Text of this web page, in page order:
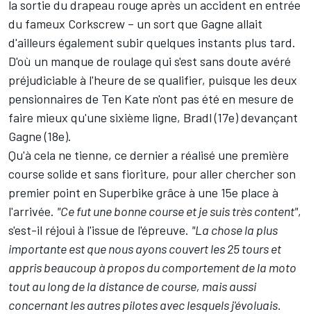
la sortie du drapeau rouge après un accident en entrée
du fameux Corkscrew – un sort que Gagne allait
d'ailleurs également subir quelques instants plus tard.
D'où un manque de roulage qui s'est sans doute avéré
préjudiciable à l'heure de se qualifier, puisque les deux
pensionnaires de Ten Kate n'ont pas été en mesure de
faire mieux qu'une sixième ligne, Bradl (17e) devançant
Gagne (18e).
Qu'à cela ne tienne, ce dernier a réalisé une première
course solide et sans fioriture, pour aller chercher son
premier point en Superbike grâce à une 15e place à
l'arrivée. "Ce fut une bonne course et je suis très content",
s'est-il réjoui à l'issue de l'épreuve. "La chose la plus
importante est que nous ayons couvert les 25 tours et
appris beaucoup à propos du comportement de la moto
tout au long de la distance de course, mais aussi
concernant les autres pilotes avec lesquels j'évoluais.